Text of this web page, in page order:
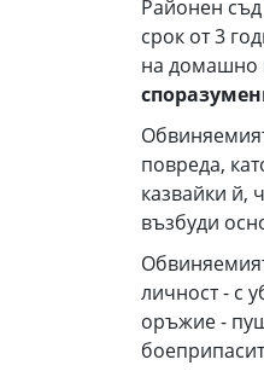
Районен съд
срок от 3
на домашно
повреда,
казвайки й,
възбуди
личност - с
оръжие -